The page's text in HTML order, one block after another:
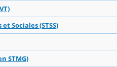
Sociales (STSS)
STMG)